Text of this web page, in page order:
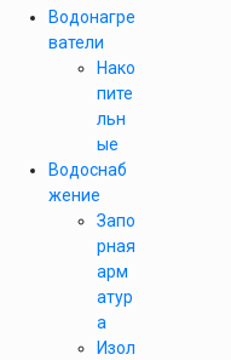
Водонагре
ватели
Нако
пите
льн
ые
Водоснаб
жение
Запо
рная
арм
атур
а
Изол